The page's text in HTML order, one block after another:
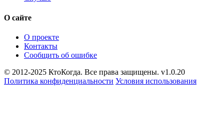
О сайте
О проекте
Контакты
Сообщить об ошибке
© 2012-2025 КтоКогда. Все права защищены. v1.0.20
Политика конфиденциальности Условия использования